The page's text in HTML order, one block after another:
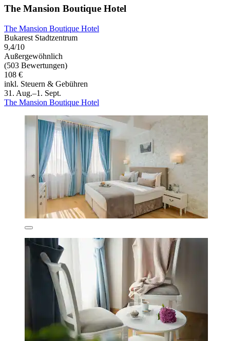
The Mansion Boutique Hotel
The Mansion Boutique Hotel
Bukarest Stadtzentrum
9,4/10
Außergewöhnlich
(503 Bewertungen)
108 €
inkl. Steuern & Gebühren
31. Aug.–1. Sept.
The Mansion Boutique Hotel